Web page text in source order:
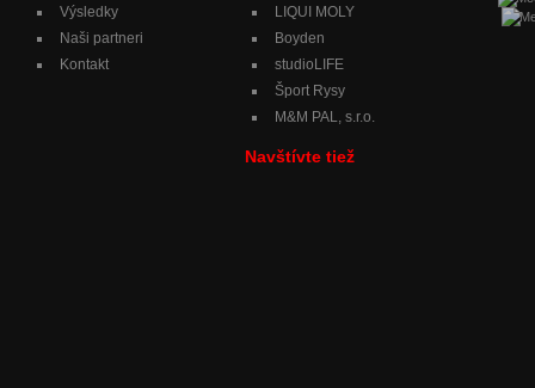
Výsledky
Naši partneri
Kontakt
LIQUI MOLY
Boyden
studioLIFE
Šport Rysy
M&M PAL, s.r.o.
Navštívte tiež